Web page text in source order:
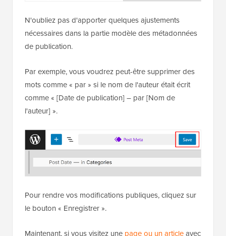
N'oubliez pas d'apporter quelques ajustements
nécessaires dans la partie modèle des métadonnées
Par exemple, vous voudrez peut-être supprimer des
mots comme « par » si le nom de l'auteur était écrit
comme « [Date de publication] – par [Nom de
l'auteur] ».
Pour rendre vos modifications publiques, cliquez sur